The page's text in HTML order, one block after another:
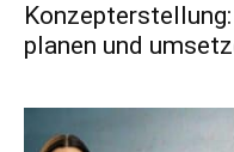
planen und